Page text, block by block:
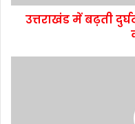
उत्तराखंड में बढ़ती